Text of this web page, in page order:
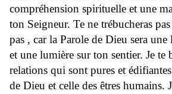
compréhension spirituelle et une
ton Seigneur. Te ne trébucheras
pas , car la Parole de Dieu sera une
et une lumière sur ton sentier. Je te
relations qui sont pures et
de Dieu et celle des êtres humains.